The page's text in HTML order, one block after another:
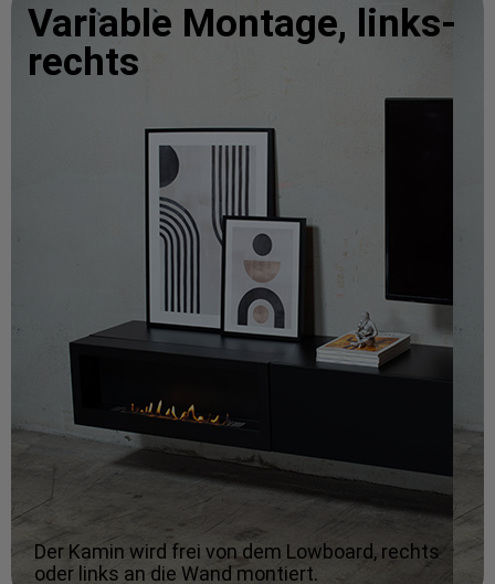
Variable Montage, links-
rechts
Der Kamin wird frei von dem Lowboard, rechts
oder links an die Wand montiert.